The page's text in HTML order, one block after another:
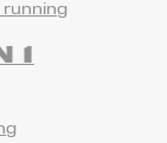
running
1